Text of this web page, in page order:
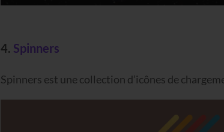
4. Spinners
Spinners est une collection d’icônes de